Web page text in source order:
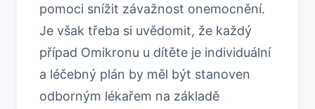
pomoci snížit závažnost onemocnění.
Je však třeba si uvědomit, že každý
případ Omikronu u dítěte je individuální
a léčebný plán by měl být stanoven
odborným lékařem na základě